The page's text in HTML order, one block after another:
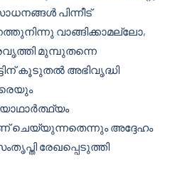
പിന്നീട്
വാങ്ങിക്കാമല്ലോ,
മുമ്പുതന്നെ
കൂടുതൽ അഭിവൃദ്ധി
ചെയ്യുന്നതെന്നും അദ്ദേഹം
രേഖപ്പെടുത്തി